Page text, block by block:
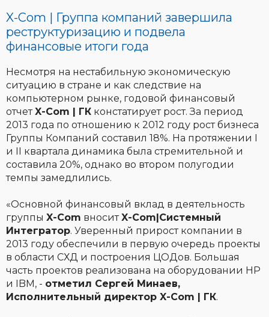
X-Com | Группа компаний завершила
реструктуризацию и подвела
финансовые итоги года
Несмотря на нестабильную экономическую
ситуацию в стране и как следствие на
компьютерном рынке, годовой финансовый
отчетX-Com | ГК констатирует рост. За период
2013 года по отношению к 2012 году рост бизнеса
Группы Компаний составил 18%. На протяжении I
и II квартала динамика была стремительной и
составила 20%, однако во втором полугодии
темпы замедлились.
«Основной финансовый вклад в деятельность
группы X-Com вноситX-Com|Системный
Интегратор. Уверенный прирост компании в
2013 году обеспечили в первую очередь проекты
в области СХД и построения ЦОДов. Большая
часть проектов реализована на оборудовании НР
и IBM, - отметил Сергей Минаев,
Исполнительный директор X-Com | ГК.